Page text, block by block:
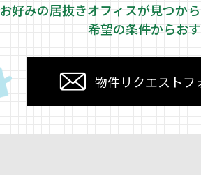
お好みの居抜きオフィスが見つか
希望の条件からお
物件リクエストフ